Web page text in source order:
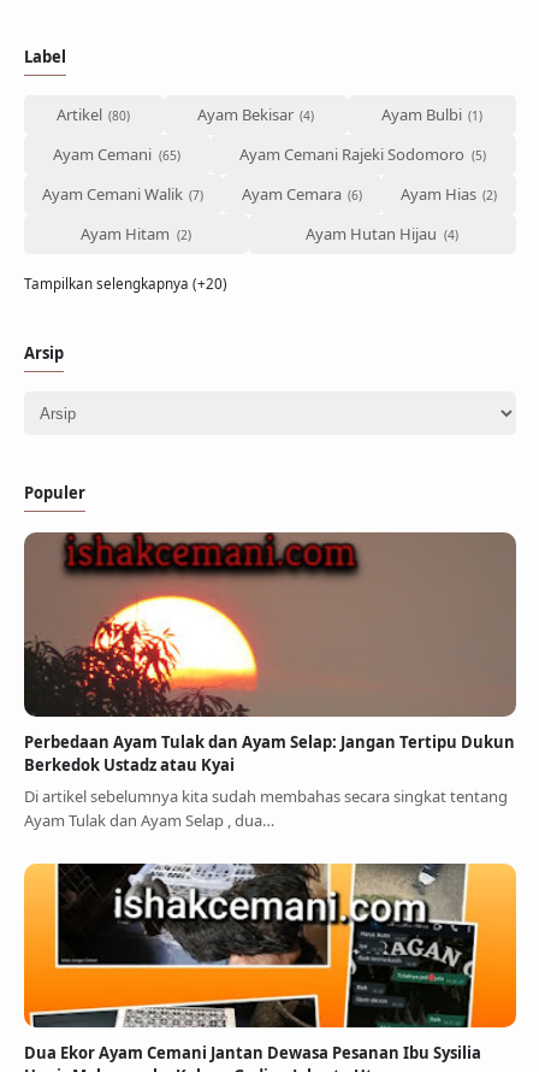
Label
Artikel Ayam Bekisar
Ayam Bulbi
Ayam Cemani
Ayam Cemani Rajeki Sodomoro
Ayam Cemani Walik
Ayam Cemara
Ayam Hias
Ayam Hitam
Ayam Hutan Hijau
Tampilkan selengkapnya (+20)
Arsip
Populer
Perbedaan Ayam Tulak dan Ayam Selap: Jangan Tertipu Dukun
Berkedok Ustadz atau Kyai
Di artikel sebelumnya kita sudah membahas secara singkat tentang
Ayam Tulak dan Ayam Selap , dua…
Dua Ekor Ayam Cemani Jantan Dewasa Pesanan Ibu Sysilia